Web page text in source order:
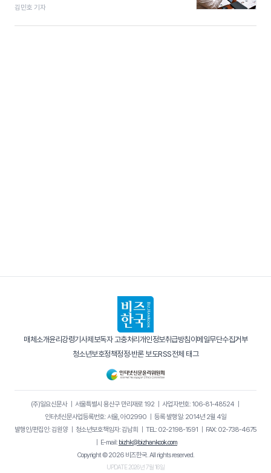
김민호 기자
매체소개윤리강령기사제보독자 고충처리개인정보취급방침이메일무단수집거부
청소년보호정책정정·반론 보도RSS전체 태그
(주)일요신문사｜ 서울특별시 용산구 만리재로 192｜ 사업자번호: 106-81-48524｜
인터넷신문사업등록번호: 서울, 아02990 ｜ 등록·발행일: 2014년 2월 4일
발행인/편집인: 김원양｜ 청소년보호책임자: 김남희 ｜ TEL: 02-2198-1591 ｜ FAX: 02-738-4675
｜ E-mail: bizhk@bizhankook.com
Copyright © 2026 비즈한국. All rights reserved.
UPDATE 2026년 7월 16일